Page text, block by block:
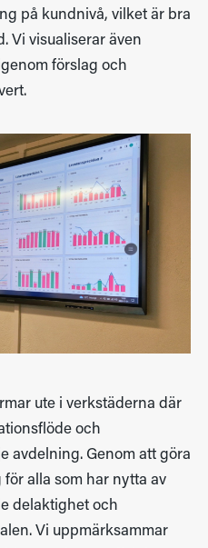
på kundnivå, vilket är bra
Vi visualiserar även
förslag och
ute i verkstäderna där
och
avdelning. Genom att göra
alla som har nytta av
delaktighet och
Vi uppmärksammar